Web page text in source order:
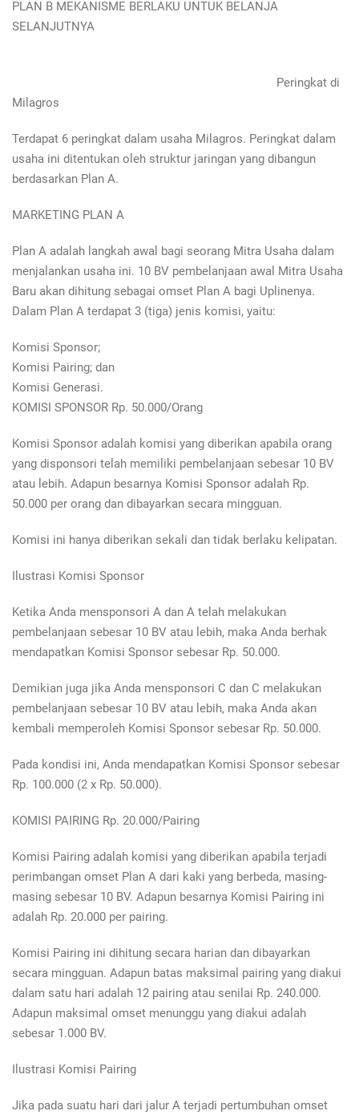
PLAN B MEKANISME BERLAKU UNTUK BELANJA
SELANJUTNYA
Peringkat di
Milagros
Terdapat 6 peringkat dalam usaha Milagros. Peringkat dalam
usaha ini ditentukan oleh struktur jaringan yang dibangun
berdasarkan Plan A.
MARKETING PLAN A
Plan A adalah langkah awal bagi seorang Mitra Usaha dalam
menjalankan usaha ini. 10 BV pembelanjaan awal Mitra Usaha
Baru akan dihitung sebagai omset Plan A bagi Uplinenya.
Dalam Plan A terdapat 3 (tiga) jenis komisi, yaitu:
Komisi Sponsor;
Komisi Pairing; dan
Komisi Generasi.
KOMISI SPONSOR Rp. 50.000/Orang
Komisi Sponsor adalah komisi yang diberikan apabila orang
yang disponsori telah memiliki pembelanjaan sebesar 10 BV
atau lebih. Adapun besarnya Komisi Sponsor adalah Rp.
50.000 per orang dan dibayarkan secara mingguan.
Komisi ini hanya diberikan sekali dan tidak berlaku kelipatan.
Ilustrasi Komisi Sponsor
Ketika Anda mensponsori A dan A telah melakukan
pembelanjaan sebesar 10 BV atau lebih, maka Anda berhak
mendapatkan Komisi Sponsor sebesar Rp. 50.000.
Demikian juga jika Anda mensponsori C dan C melakukan
pembelanjaan sebesar 10 BV atau lebih, maka Anda akan
kembali memperoleh Komisi Sponsor sebesar Rp. 50.000.
Pada kondisi ini, Anda mendapatkan Komisi Sponsor sebesar
Rp. 100.000 (2 x Rp. 50.000).
KOMISI PAIRING Rp. 20.000/Pairing
Komisi Pairing adalah komisi yang diberikan apabila terjadi
perimbangan omset Plan A dari kaki yang berbeda, masing-
masing sebesar 10 BV. Adapun besarnya Komisi Pairing ini
adalah Rp. 20.000 per pairing.
Komisi Pairing ini dihitung secara harian dan dibayarkan
secara mingguan. Adapun batas maksimal pairing yang diakui
dalam satu hari adalah 12 pairing atau senilai Rp. 240.000.
Adapun maksimal omset menunggu yang diakui adalah
sebesar 1.000 BV.
Ilustrasi Komisi Pairing
Jika pada suatu hari dari jalur A terjadi pertumbuhan omset